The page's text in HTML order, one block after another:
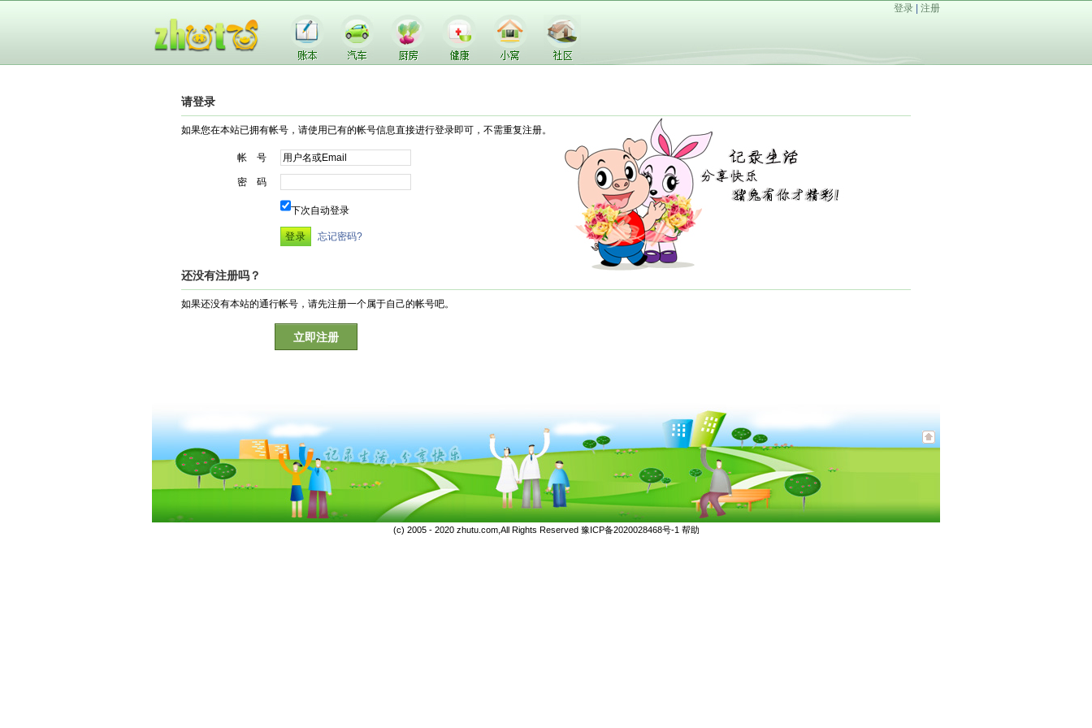
登录 注册
请登录
如果您在本站已拥有帐号，请使用已有的帐号信息直接进行登录即可，不需重复注册。
帐 号
密 码
下次自动登录
忘记密码?
还没有注册吗？
如果还没有本站的通行帐号，请先注册一个属于自己的帐号吧。
立即注册
(c) 2005 - 2020 zhutu.com,All Rights Reserved 豫ICP备2020028468号-1 帮助